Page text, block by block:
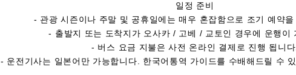
일정 준비
- 관광 시즌이나 주말 및 공휴일에는 매우 혼잡함으로 조기 예약을
- 출발지 또는 도착지가 오사카 / 고베 / 교토인 경우에 운행이
- 버스 요금 지불은 사전 온라인 결제로 진행 됩니다.
- 운전기사는 일본어만 가능합니다. 한국어통역 가이드를 수배해드릴 수